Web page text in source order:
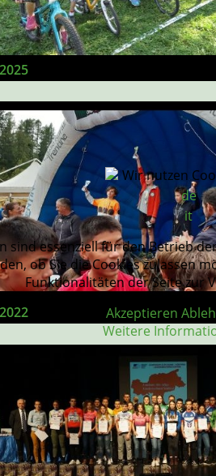
2025
2022
Wir nutzen
de
it
sind essenziell für den Betrieb
ob Sie die Cookies
Funktionalitäten der Seite zur
Akzeptieren
Weitere